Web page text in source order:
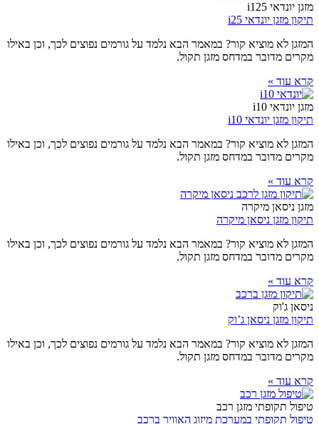
מזגן יונדאי i125
תיקון מזגן יונדאי i25
המזגן לא מוציא קור? במאמר הבא נלמד על גורמים נפוצים לכך, וכן באילו
מקרים מדובר במדחס מזגן תקול.
קרא עוד »
מזגן יונדאי i10
תיקון מזגן יונדאי i10
המזגן לא מוציא קור? במאמר הבא נלמד על גורמים נפוצים לכך, וכן באילו
מקרים מדובר במדחס מזגן תקול.
קרא עוד »
מזגן ניסאן מיקרה
תיקון מזגן ניסאן מיקרה
המזגן לא מוציא קור? במאמר הבא נלמד על גורמים נפוצים לכך, וכן באילו
מקרים מדובר במדחס מזגן תקול.
קרא עוד »
ניסאן ג'וק
תיקון מזגן ניסאן ג’וק
המזגן לא מוציא קור? במאמר הבא נלמד על גורמים נפוצים לכך, וכן באילו
מקרים מדובר במדחס מזגן תקול.
קרא עוד »
טיפול תקופתי מזגן רכב
טיפול תקופתי במערכת מיזוג האוויר ברכב